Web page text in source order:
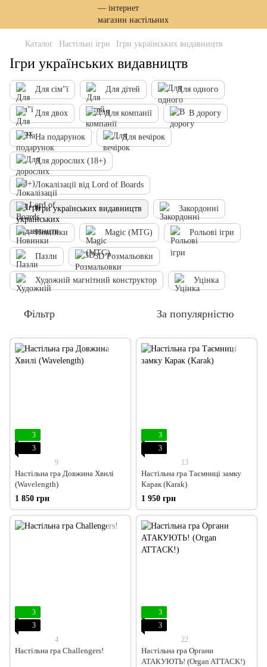
Каталог Настільні ігри Ігри українських видавництв
Ігри українських видавництв
Для сім"ї Для дітей Для одного
Для двох Для компанії В дорогу
На подарунок Для вечірок
Для дорослих (18+)
Локалізації від Lord of Boards
Ігри українських видавництв Закордонні
Новинки Magic (MTG) Рольові ігри
Пазли 3D Розмальовки
Художній магнітний конструктор Уцінка
Фільтр За популярністю
3
3
9
Настільна гра Довжина Хвилі
(Wavelength)
1 850 грн
3
3
13
Настільна гра Таємниці замку
Карак (Karak)
1 950 грн
3
3
4
Настільна гра Challengers!
3
3
22
Настільна гра Органи
АТАКУЮТЬ! (Organ ATTACK!)